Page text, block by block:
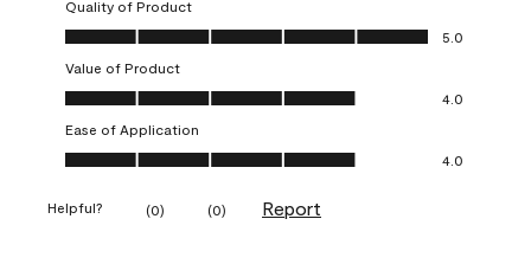
Quality of Product
Quality of Product, 5.0 out of 5
5.0
Value of Product
Value of Product, 4.0 out of 5
4.0
Ease of Application
Ease of Application, 4.0 out of 5
4.0
Helpful? (0) (0) Report